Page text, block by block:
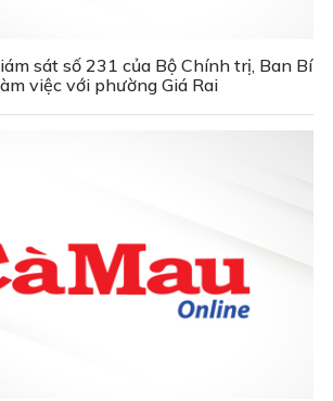
sát số 231 của Bộ Chính trị, Ban Bí
việc với phường Giá Rai